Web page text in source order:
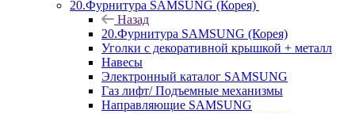
20.Фурнитура SAMSUNG (Корея)
Назад
20.Фурнитура SAMSUNG (Корея)
Уголки с декоративной крышкой + металл
Навесы
Электронный каталог SAMSUNG
Газ лифт/ Подъемные механизмы
Направляющие SAMSUNG